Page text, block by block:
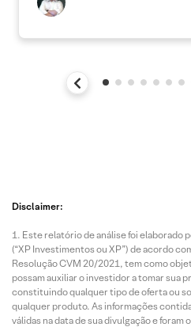
Disclaimer:
Este relatório de análise foi elaborado
(“XP Investimentos ou XP”) de acordo
Resolução CVM 20/2021, tem como
possam auxiliar o investidor a tomar sua
constituindo qualquer tipo de oferta ou
qualquer produto. As informações
válidas na data de sua divulgação e